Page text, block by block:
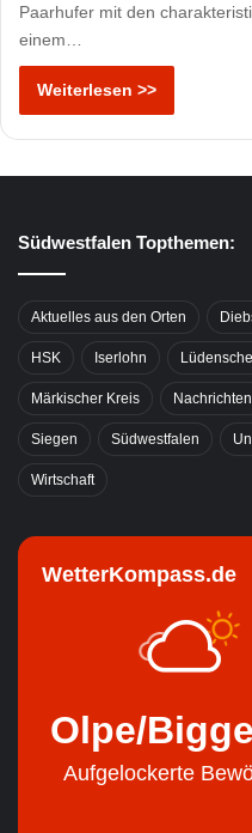
Paarhufer mit den
einem…
Weiterlesen >>
Südwestfalen Topthemen:
Aktuelles aus den Orten
HSK Iserlohn
Märkischer Kreis Nachrichten
Siegen Südwestfalen
Wirtschaft
WetterKompass.de
Olpe/
Aufgelockerte